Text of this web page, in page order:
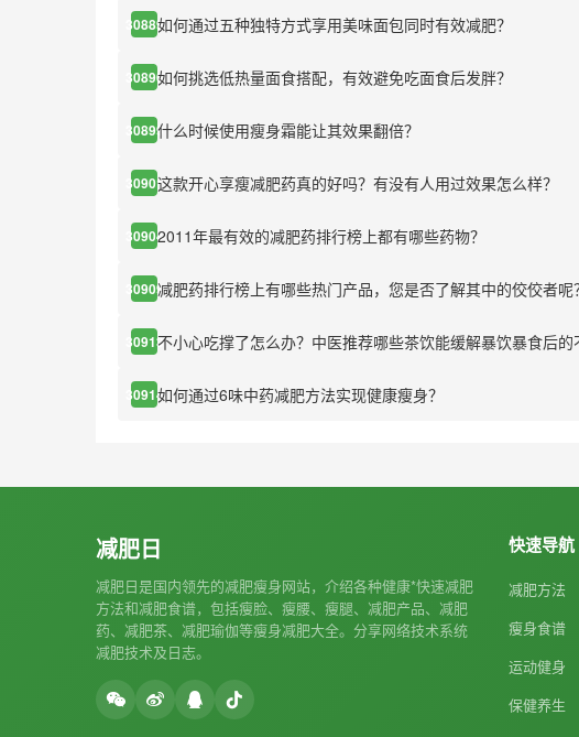
30889如何通过五种独特方式享用美味面包同时有效减肥？
30890如何挑选低热量面食搭配，有效避免吃面食后发胖？
30899什么时候使用瘦身霜能让其效果翻倍？
30901这款开心享瘦减肥药真的好吗？有没有人用过效果怎么样？
309042011年最有效的减肥药排行榜上都有哪些药物？
30909减肥药排行榜上有哪些热门产品，您是否了解其中的佼佼者呢
30913不小心吃撑了怎么办？中医推荐哪些茶饮能缓解暴饮暴食后的
30914如何通过6味中药减肥方法实现健康瘦身？
减肥日
减肥日是国内领先的减肥瘦身网站，介绍各种健康*快速减肥
方法和减肥食谱，包括瘦脸、瘦腰、瘦腿、减肥产品、减肥
药、减肥茶、减肥瑜伽等瘦身减肥大全。分享网络技术系统
减肥技术及日志。
快速导航
减肥方法
瘦身食谱
运动健身
保健养生